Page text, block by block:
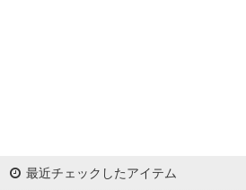
最近チェックしたアイテム